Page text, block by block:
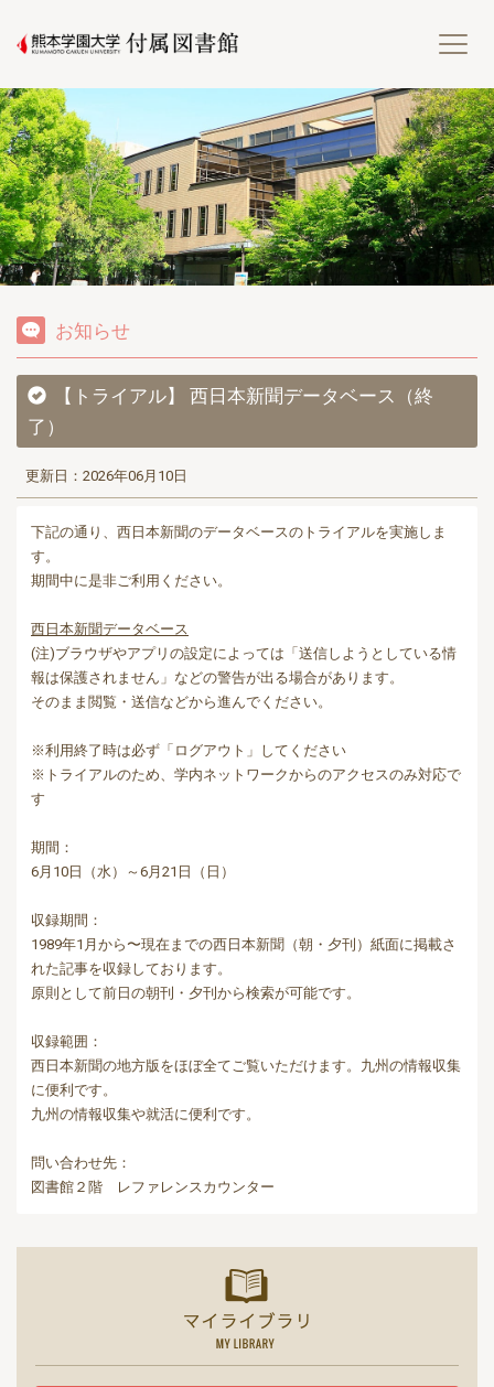
熊
お知らせ
【トライアル】 西日本新聞データベース（終
了）
更新日：2026年06月10日
下記の通り、西日本新聞のデータベースのトライアルを実施しま
す。
期間中に是非ご利用ください。
西日本新聞データベース
(注)ブラウザやアプリの設定によっては「送信しようとしている情
報は保護されません」などの警告が出る場合があります。
そのまま閲覧・送信などから進んでください。
※利用終了時は必ず「ログアウト」してください
※トライアルのため、学内ネットワークからのアクセスのみ対応で
す
期間：
6月10日（水）～6月21日（日）
収録期間：
1989年1月から〜現在までの西日本新聞（朝・夕刊）紙面に掲載さ
れた記事を収録しております。
原則として前日の朝刊・夕刊から検索が可能です。
収録範囲：
西日本新聞の地方版をほぼ全てご覧いただけます。九州の情報収集
に便利です。
九州の情報収集や就活に便利です。
問い合わせ先：
図書館２階 レファレンスカウンター